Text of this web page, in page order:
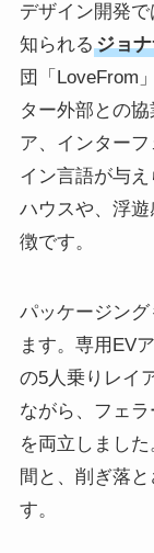
デザイン開発
知られる ジョ
団「LoveFrom
ター外部との
ア、インター
イン言語が与
ハウスや、浮
徴です。
パッケージン
ます。専用EV
の5人乗りレイ
ながら、フェ
を両立しまし
間と、削ぎ落
す。